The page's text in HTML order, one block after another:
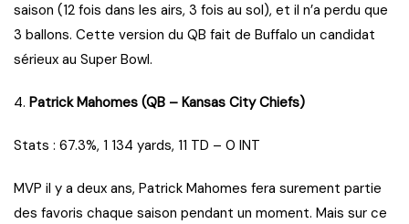
saison (12 fois dans les airs, 3 fois au sol), et il n’a perdu que
3 ballons. Cette version du QB fait de Buffalo un candidat
sérieux au Super Bowl.
4. Patrick Mahomes (QB – Kansas City Chiefs)
Stats : 67.3%, 1 134 yards, 11 TD – 0 INT
MVP il y a deux ans, Patrick Mahomes fera surement partie
des favoris chaque saison pendant un moment. Mais sur ce